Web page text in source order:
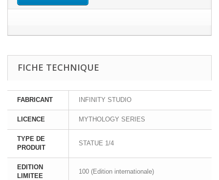
FICHE TECHNIQUE
FABRICANT INFINITY STUDIO
LICENCE MYTHOLOGY SERIES
TYPE DE
PRODUIT
STATUE 1/4
EDITION
LIMITEE
100 (Edition internationale)